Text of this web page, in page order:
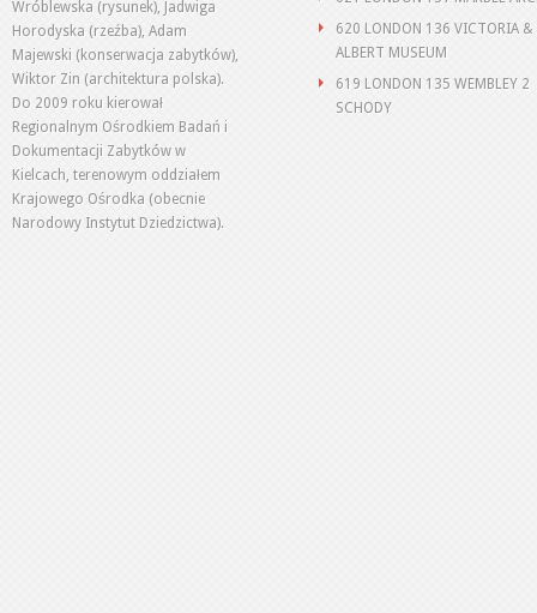
Wróblewska (rysunek), Jadwiga
Horodyska (rzeźba), Adam
Majewski (konserwacja zabytków),
Wiktor Zin (architektura polska).
Do 2009 roku kierował
Regionalnym Ośrodkiem Badań i
Dokumentacji Zabytków w
Kielcach, terenowym oddziałem
Krajowego Ośrodka (obecnie
Narodowy Instytut Dziedzictwa).
620 LONDON 136 VICTORIA &
ALBERT MUSEUM
619 LONDON 135 WEMBLEY 2
SCHODY